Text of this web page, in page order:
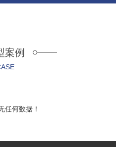
案例
任何数据！